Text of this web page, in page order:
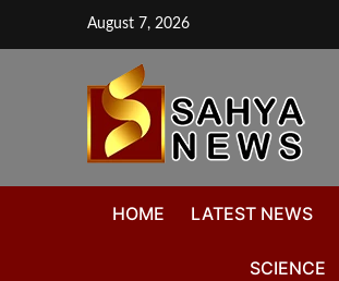
August 7, 2026
HOME LATEST NEWS
SCIENCE